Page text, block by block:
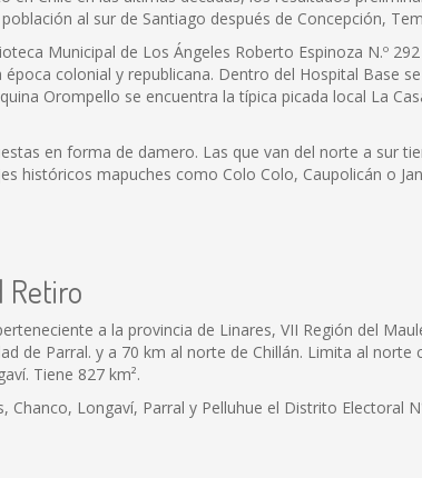
al sur de Santiago después de Concepción,
Municipal de Los Ángeles Roberto Espinoza N.º
colonial y republicana. Dentro del Hospital Base
Orompello se encuentra la típica picada local La
en forma de damero. Las que van del norte a sur
históricos mapuches como Colo Colo, Caupolicán o
Retiro
a la provincia de Linares, VII Región del
de Parral. y a 70 km al norte de Chillán. Limita al
Tiene 827 km².
Longaví, Parral y Pelluhue el Distrito Electoral